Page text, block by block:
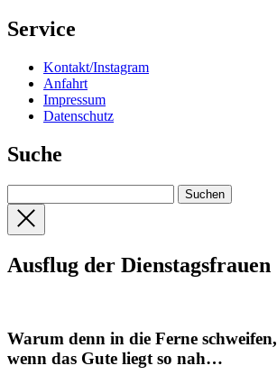
Service
Kontakt/Instagram
Anfahrt
Impressum
Datenschutz
Suche
Ausflug der Dienstagsfrauen
Warum denn in die Ferne schweifen,
wenn das Gute liegt so nah…